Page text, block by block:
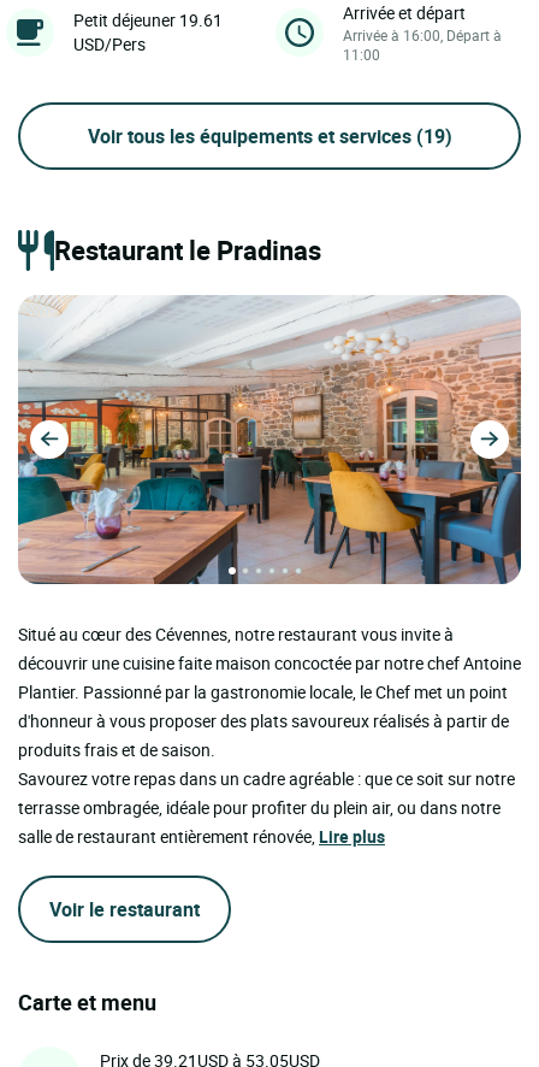
Petit déjeuner 19.61
USD/Pers
Arrivée et départ
Arrivée à 16:00, Départ à
11:00
Voir tous les équipements et services (19)
Restaurant le Pradinas
Situé au cœur des Cévennes, notre restaurant vous invite à
découvrir une cuisine faite maison concoctée par notre chef Antoine
Plantier. Passionné par la gastronomie locale, le Chef met un point
d'honneur à vous proposer des plats savoureux réalisés à partir de
produits frais et de saison.
Savourez votre repas dans un cadre agréable : que ce soit sur notre
terrasse ombragée, idéale pour profiter du plein air, ou dans notre
salle de restaurant entièrement rénovée, Lire plus
Voir le restaurant
Carte et menu
Prix de 39.21USD à 53.05USD